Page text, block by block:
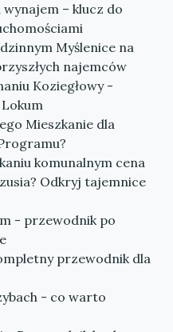
– klucz do
Myślenice na
najemców
Koziegłowy -
Mieszkanie dla
komunalnym cena
Odkryj tajemnice
- przewodnik po
przewodnik dla
- co warto